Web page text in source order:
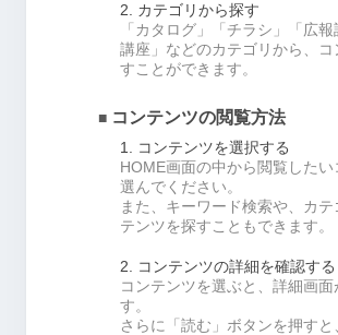
2. カテゴリから探す
「カタログ」「チラシ」「広報
講座」などのカテゴリから、コ
すことができます。
■ コンテンツの閲覧方法
1. コンテンツを選択する
HOME画面の中から閲覧したい
選んでください。
また、キーワード検索や、カ
テンツを探すこともできます。
2. コンテンツの詳細を確認する
コンテンツを選ぶと、詳細画面
す。
さらに「読む」ボタンを押すと